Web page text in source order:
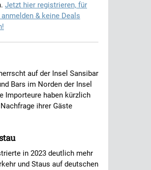
Jetzt hier registrieren, für
& keine Deals
auf der Insel Sansibar
Bars im Norden der Insel
Importeure haben kürzlich
ihrer Gäste
in 2023 deutlich mehr
und Staus auf deutschen